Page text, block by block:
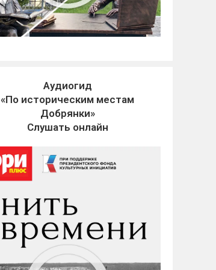
Аудиогид
«По историческим местам
Добрянки»
Слушать онлайн